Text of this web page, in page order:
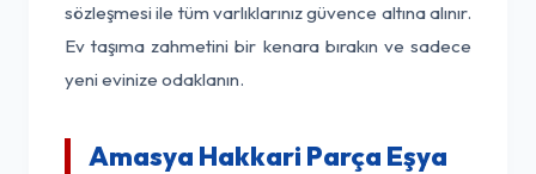
sözleşmesi ile tüm varlıklarınız güvence altına alınır.
Ev taşıma zahmetini bir kenara bırakın ve sadece
yeni evinize odaklanın.
Amasya Hakkari Parça Eşya